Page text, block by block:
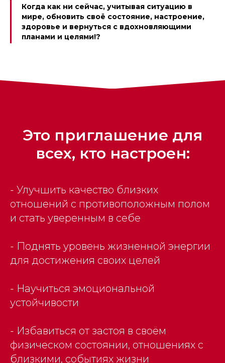
Когда как ни сейчас, учитывая ситуацию в
мире, обновить своё состояние, настроение,
здоровье и вернуться с вдохновляющими
планами и целями!?
Это приглашение для
всех, кто настроен:
- Улучшить качество близких
отношений с противоположным полом
и стать уверенным в себе
- Поднять уровень жизненной энергии
для достижения своих целей
- Научиться эмоциональной
устойчивости
- Избавиться от застоя в своём
физическом состоянии, отношениях с
близкими, событиях жизни